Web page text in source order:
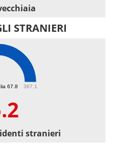
STRANIERI
67.8 367.1
stranieri